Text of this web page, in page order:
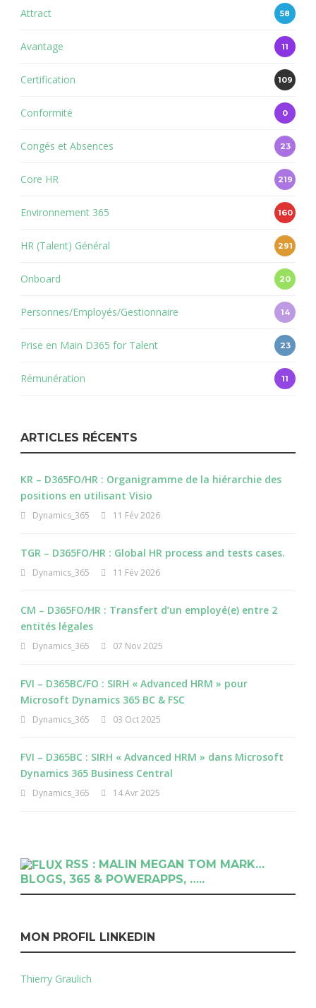
Attract 58
Avantage 11
Certification 109
Conformité 0
Congés et Absences 23
Core HR 219
Environnement 365 160
HR (Talent) Général 291
Onboard 20
Personnes/Employés/Gestionnaire 14
Prise en Main D365 for Talent 23
Rémunération 11
ARTICLES RÉCENTS
KR – D365FO/HR : Organigramme de la hiérarchie des
positions en utilisant Visio
Dynamics_365 11 Fév 2026
TGR – D365FO/HR : Global HR process and tests cases.
Dynamics_365 11 Fév 2026
CM – D365FO/HR : Transfert d’un employé(e) entre 2
entités légales
Dynamics_365 07 Nov 2025
FVI – D365BC/FO : SIRH « Advanced HRM » pour
Microsoft Dynamics 365 BC & FSC
Dynamics_365 03 Oct 2025
FVI – D365BC : SIRH « Advanced HRM » dans Microsoft
Dynamics 365 Business Central
Dynamics_365 14 Avr 2025
RSS : MALIN MEGAN TOM MARK…
BLOGS, 365 & POWERAPPS, …..
MON PROFIL LINKEDIN
Thierry Graulich